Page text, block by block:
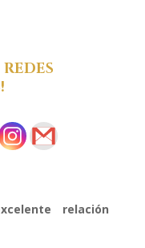
relación